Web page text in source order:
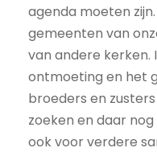
agenda moeten
gemeenten van
van andere kerken.
ontmoeting en het
broeders en
zoeken en daar
ook voor verdere